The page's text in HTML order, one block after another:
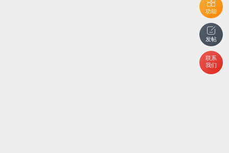
功能
发帖
联系
我们